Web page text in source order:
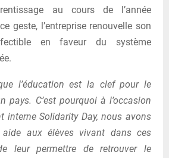
au cours de l’année
geste, l’entreprise renouvelle son
en faveur du système
l’éducation est la clef pour le
pays. C’est pourquoi à l’occasion
interne Solidarity Day, nous avons
aux élèves vivant dans ces
leur permettre de retrouver le